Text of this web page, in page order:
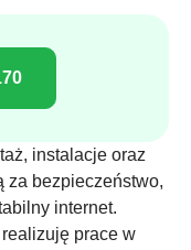
instalacje oraz
za bezpieczeństwo,
internet.
prace w